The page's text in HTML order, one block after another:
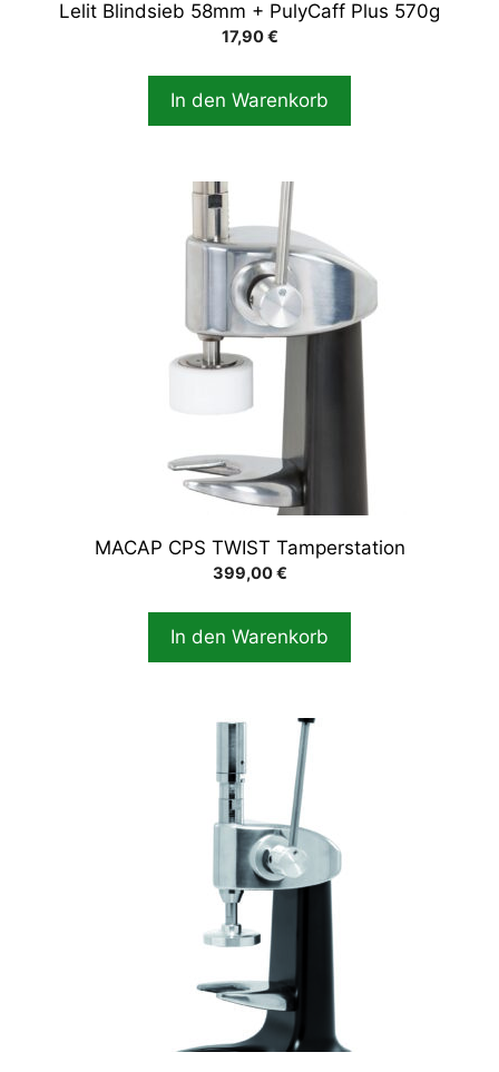
Lelit Blindsieb 58mm + PulyCaff Plus 570g
17,90€
In den Warenkorb
MACAP CPS TWIST Tamperstation
399,00€
In den Warenkorb